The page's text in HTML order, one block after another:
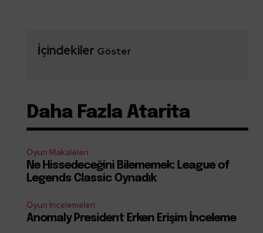
İçindekiler Göster
Daha Fazla Atarita
Oyun Makaleleri
Ne Hissedeceğini Bilememek: League of
Legends Classic Oynadık
Oyun İncelemeleri
Anomaly President Erken Erişim İnceleme